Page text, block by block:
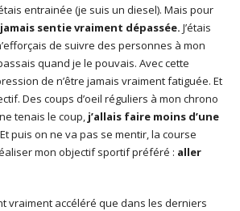
entrainée (je suis un diesel). Mais pour
sentie vraiment dépassée. J’étais
de suivre des personnes à mon
quand je le pouvais. Avec cette
de n’être jamais vraiment fatiguée. Et
Des coups d’oeil réguliers à mon chrono
tenais le coup, j’allais faire moins d’une
Et puis on ne va pas se mentir, la course
mon objectif sportif préféré : aller
vraiment accéléré que dans les derniers